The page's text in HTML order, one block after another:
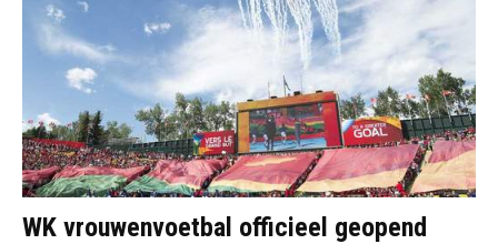
WK vrouwenvoetbal officieel geopend